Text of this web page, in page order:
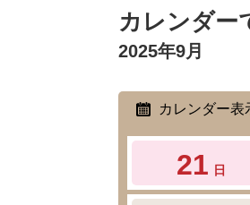
文
カレンダー
2025年9月
カレンダー表
21 日